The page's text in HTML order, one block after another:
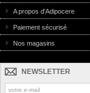
A propos d'Adipocere
Paiement sécurisé
Nos magasins
NEWSLETTER